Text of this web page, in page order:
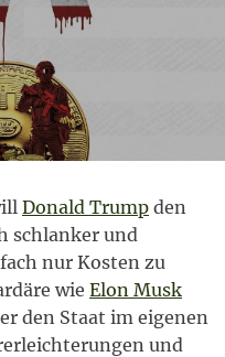
Donald Trump den
schlanker und
nur Kosten zu
wie Elon Musk
den Staat im eigenen
und